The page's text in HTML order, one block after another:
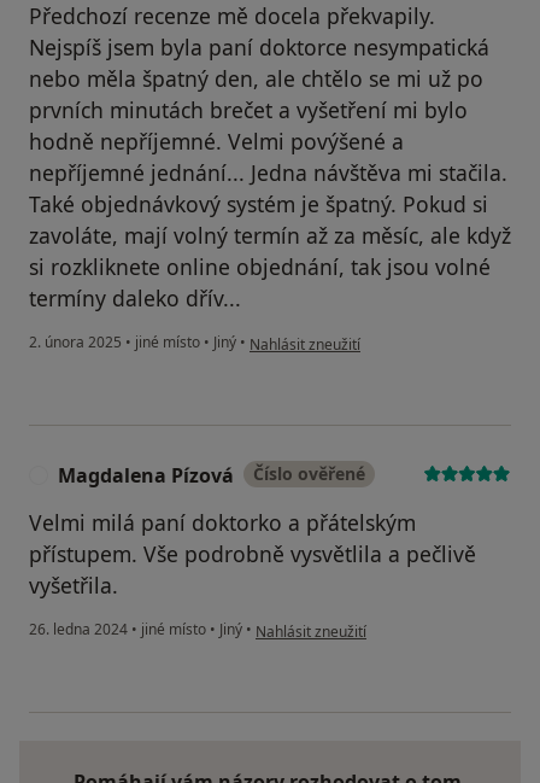
Předchozí recenze mě docela překvapily.
Nejspíš jsem byla paní doktorce nesympatická
nebo měla špatný den, ale chtělo se mi už po
prvních minutách brečet a vyšetření mi bylo
hodně nepříjemné. Velmi povýšené a
nepříjemné jednání... Jedna návštěva mi stačila.
Také objednávkový systém je špatný. Pokud si
zavoláte, mají volný termín až za měsíc, ale když
si rozkliknete online objednání, tak jsou volné
termíny daleko dřív...
2. února 2025 • jiné místo • Jiný • podle názoru uživatele Barbora
Nahlásit zneužití
Magdalena Pízová Číslo ověřené
Velmi milá paní doktorko a přátelským
přístupem. Vše podrobně vysvětlila a pečlivě
vyšetřila.
26. ledna 2024 • jiné místo • Jiný • podle názoru uživatele Magdalena Pízová
Nahlásit zneužití